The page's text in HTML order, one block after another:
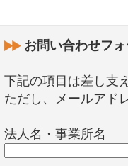
お問い合わせフ
下記の項目は差し支
ただし、メールアド
法人名・事業所名